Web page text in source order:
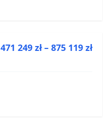
471 249 zł – 875 119 zł